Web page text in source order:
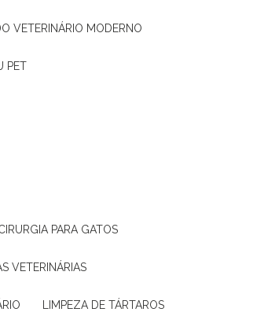
VETERINÁRIO MODERNO
PET
CIRURGIA PARA GATOS
VETERINÁRIAS
LIMPEZA DE TÁRTAROS